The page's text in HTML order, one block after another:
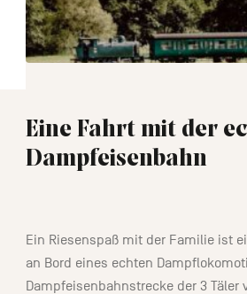
Eine Fahrt mit der
Dampfeisenbahn
Ein Riesenspaß mit der Familie ist
an Bord eines echten
Dampfeisenbahnstrecke der 3 Täler